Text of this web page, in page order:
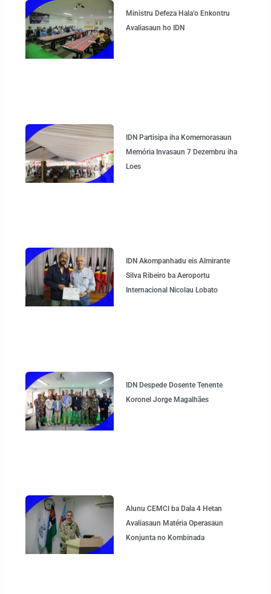
Ministru Defeza Hala’o Enkontru
Avaliasaun ho IDN
IDN Partisipa iha Komemorasaun
Memória Invasaun 7 Dezembru iha
Loes
IDN Akompanhadu eis Almirante
Silva Ribeiro ba Aeroportu
Internacional Nicolau Lobato
IDN Despede Dosente Tenente
Koronel Jorge Magalhães
Alunu CEMCI ba Dala 4 Hetan
Avaliasaun Matéria Operasaun
Konjunta no Kombinada
Page